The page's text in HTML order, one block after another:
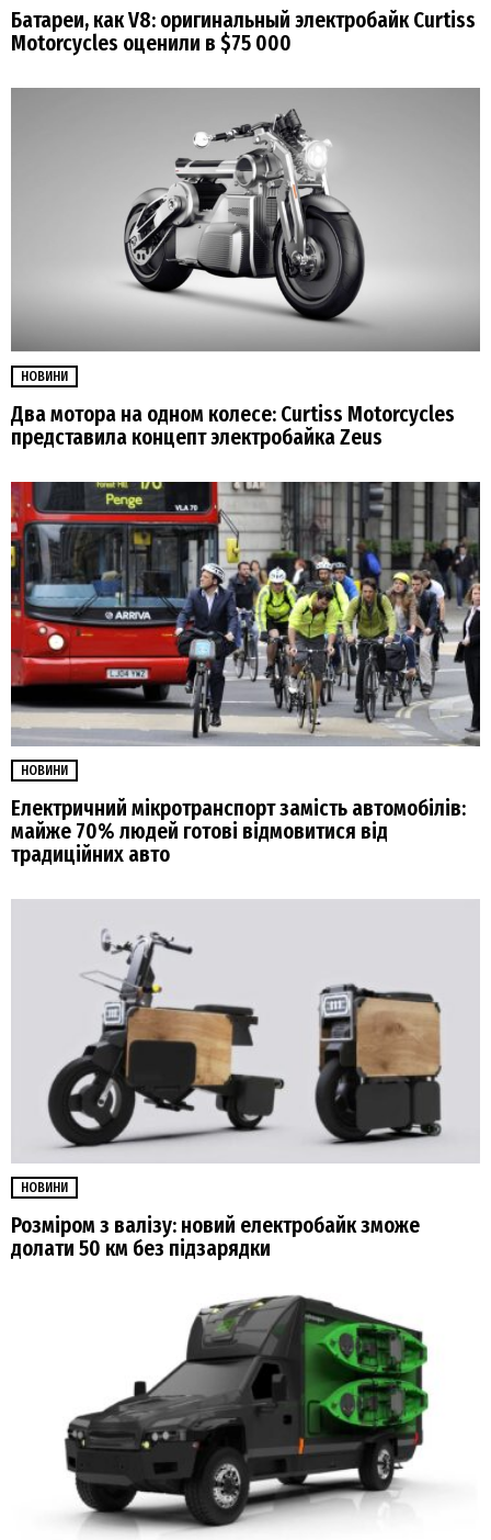
Батареи, как V8: оригинальный электробайк Curtiss
Motorcycles оценили в $75 000
НОВИНИ
Два мотора на одном колесе: Curtiss Motorcycles
представила концепт электробайка Zeus
НОВИНИ
Електричний мікротранспорт замість автомобілів:
майже 70% людей готові відмовитися від
традиційних авто
НОВИНИ
Розміром з валізу: новий електробайк зможе
долати 50 км без підзарядки